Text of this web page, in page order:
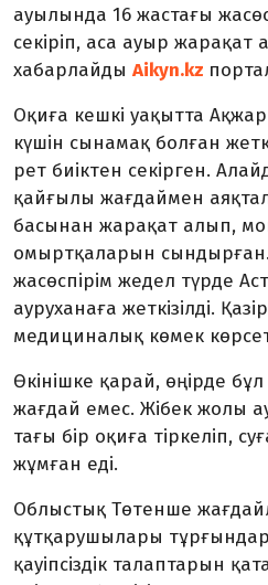
ауылында 16 жастағы
секіріп, аса ауыр жарақат
хабарлайды Aikyn.kz
Оқиға кешкі уақытта
күшін сынамақ болған
рет биіктен секірген.
қайғылы жағдаймен
басынан жарақат алып,
омыртқаларын
жасөспірім жедел түрде
ауруханаға жеткізілді.
медициналық көмек
Өкінішке қарай, өңірде
жағдай емес. Жібек жолы
тағы бір оқиға тіркеліп,
жұмған еді.
Облыстық Төтенше
құтқарушылары
қауіпсіздік талаптарын